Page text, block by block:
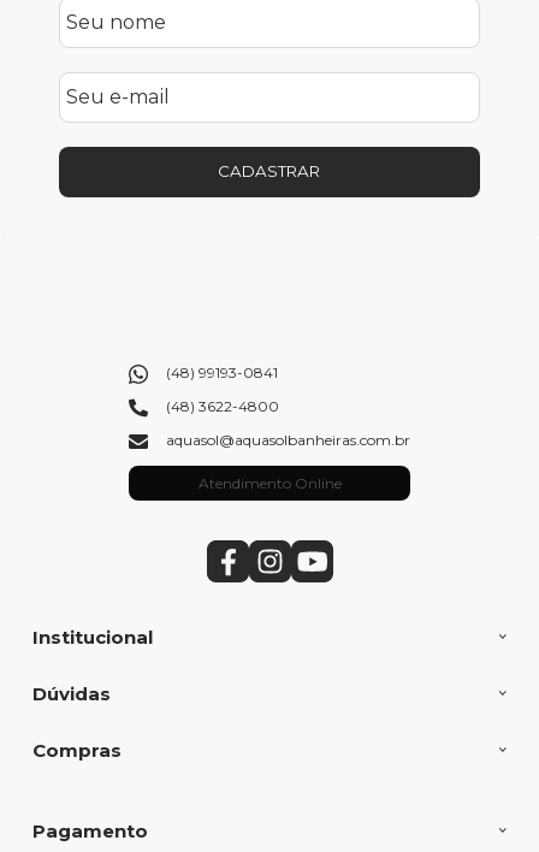
CADASTRAR
Institucional
Dúvidas
Compras
(48) 99193-0841
(48) 3622-4800
aquasol@aquasolbanheiras.com.br
Atendimento Online
Pagamento